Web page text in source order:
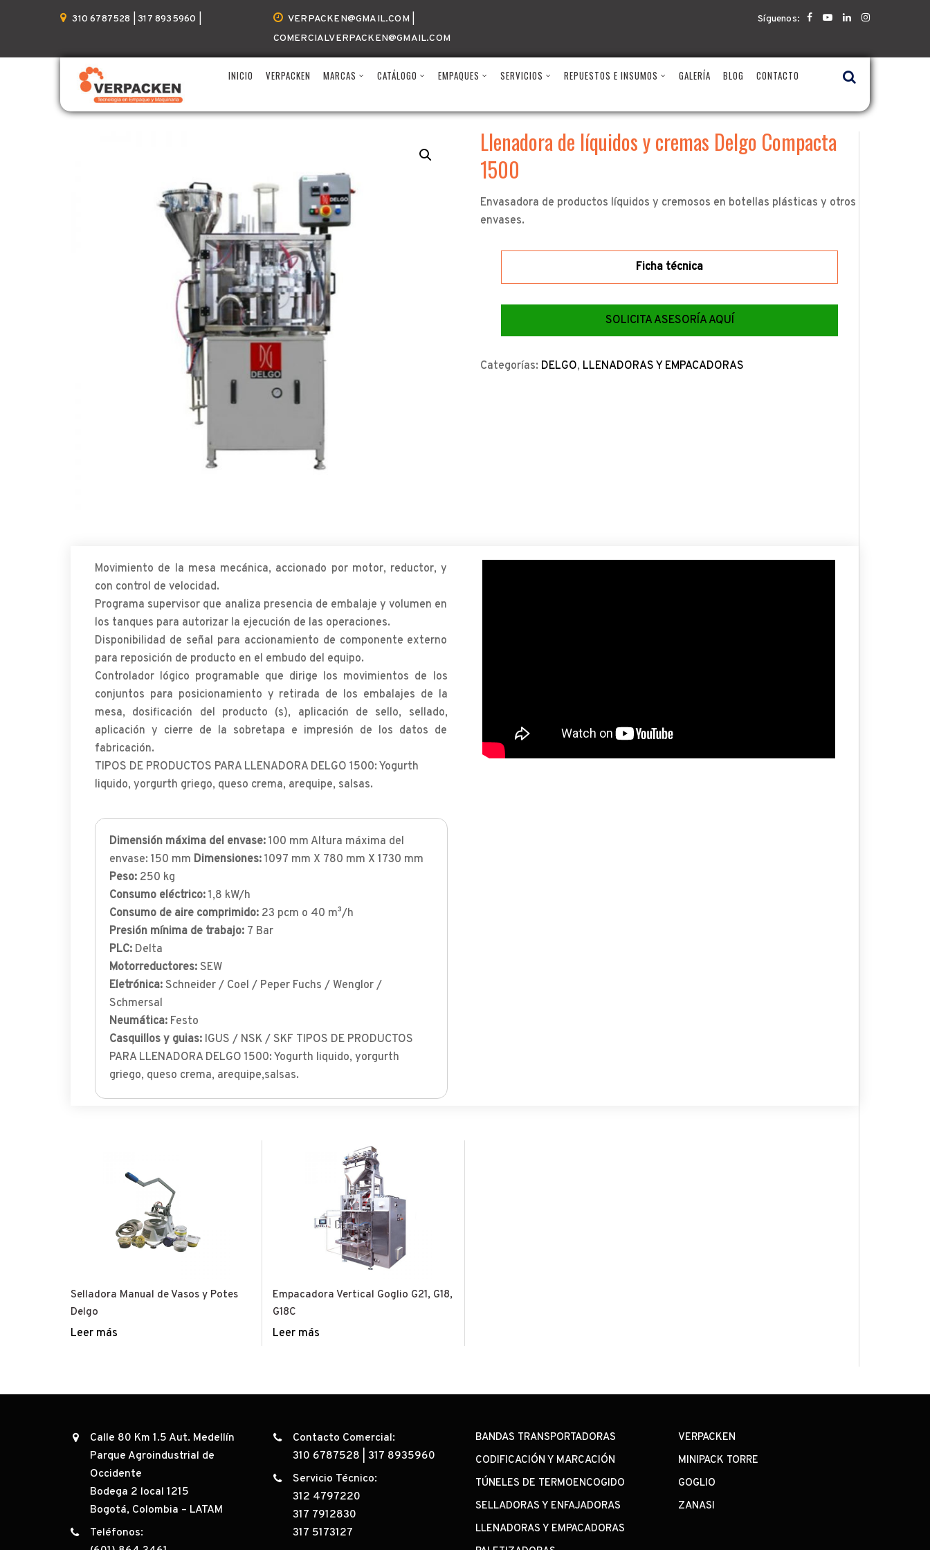
310 6787528 | 317 8935960 |
VERPACKEN@GMAIL.COM |
COMERCIALVERPACKEN@GMAIL.COM
Síguenos:
INICIO VERPACKEN MARCAS CATÁLOGO EMPAQUES SERVICIOS REPUESTOS E INSUMOS GALERÍA BLOG CONTACTO
Llenadora de líquidos y cremas Delgo Compacta
1500
Envasadora de productos líquidos y cremosos en botellas plásticas y otros
envases.
Ficha técnica
SOLICITA ASESORÍA AQUÍ
Categorías: DELGO, LLENADORAS Y EMPACADORAS
Movimiento de la mesa mecánica, accionado por motor, reductor, y
con control de velocidad.
Programa supervisor que analiza presencia de embalaje y volumen en
los tanques para autorizar la ejecución de las operaciones.
Disponibilidad de señal para accionamiento de componente externo
para reposición de producto en el embudo del equipo.
Controlador lógico programable que dirige los movimientos de los
conjuntos para posicionamiento y retirada de los embalajes de la
mesa, dosificación del producto (s), aplicación de sello, sellado,
aplicación y cierre de la sobretapa e impresión de los datos de
fabricación.
TIPOS DE PRODUCTOS PARA LLENADORA DELGO 1500: Yogurth
liquido, yorgurth griego, queso crema, arequipe, salsas.
Dimensión máxima del envase: 100 mm Altura máxima del
envase: 150 mm Dimensiones: 1097 mm X 780 mm X 1730 mm
Peso: 250 kg
Consumo eléctrico: 1,8 kW/h
Consumo de aire comprimido: 23 pcm o 40 m³/h
Presión mínima de trabajo: 7 Bar
PLC: Delta
Motorreductores: SEW
Eletrónica: Schneider / Coel / Peper Fuchs / Wenglor /
Schmersal
Neumática: Festo
Casquillos y guias: IGUS / NSK / SKF TIPOS DE PRODUCTOS
PARA LLENADORA DELGO 1500: Yogurth liquido, yorgurth
griego, queso crema, arequipe,salsas.
Selladora Manual de Vasos y Potes
Delgo
Leer más
Empacadora Vertical Goglio G21, G18,
G18C
Leer más
Calle 80 Km 1.5 Aut. Medellín
Parque Agroindustrial de
Occidente
Bodega 2 local 1215
Bogotá, Colombia – LATAM
Teléfonos:
Contacto Comercial:
310 6787528
317 8935960
Servicio Técnico:
312 4797220
317 7912830
317 5173127
BANDAS TRANSPORTADORAS
CODIFICACIÓN Y MARCACIÓN
TÚNELES DE TERMOENCOGIDO
SELLADORAS Y ENFAJADORAS
LLENADORAS Y EMPACADORAS
VERPACKEN
MINIPACK TORRE
GOGLIO
ZANASI